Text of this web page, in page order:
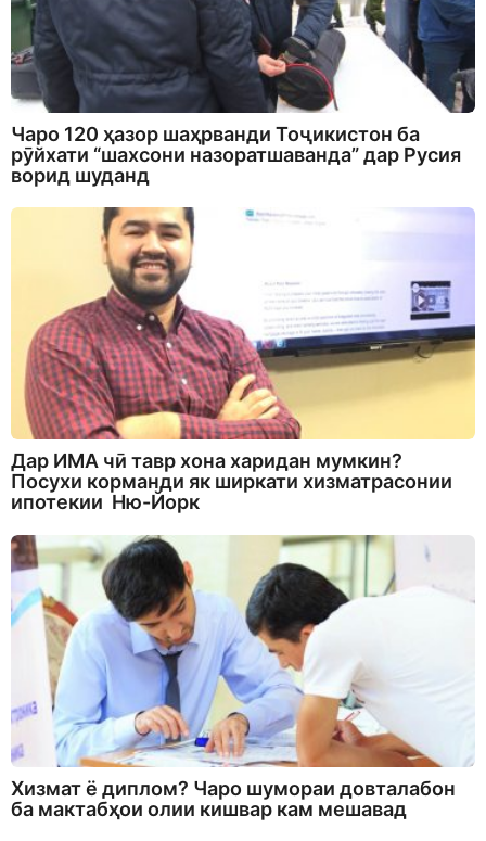
Чаро 120 ҳазор шаҳрванди Тоҷикистон ба
рӯйхати “шахсони назоратшаванда” дар Русия
ворид шуданд
Дар ИМА чӣ тавр хона харидан мумкин?
Посухи корманди як ширкати хизматрасонии
ипотекии Ню-Йорк
Хизмат ё диплом? Чаро шумораи довталабон
ба мактабҳои олии кишвар кам мешавад